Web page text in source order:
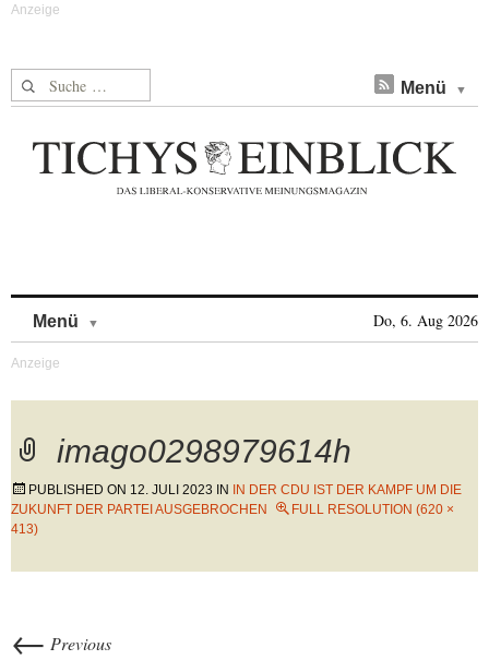
Suche nach: Menü
Menü Do, 6. Aug 2026
imago0298979614h
PUBLISHED ON 12. JULI 2023 IN
IN DER CDU IST DER KAMPF UM DIE
ZUKUNFT DER PARTEI AUSGEBROCHEN
FULL RESOLUTION (620 ×
413)
← Previous